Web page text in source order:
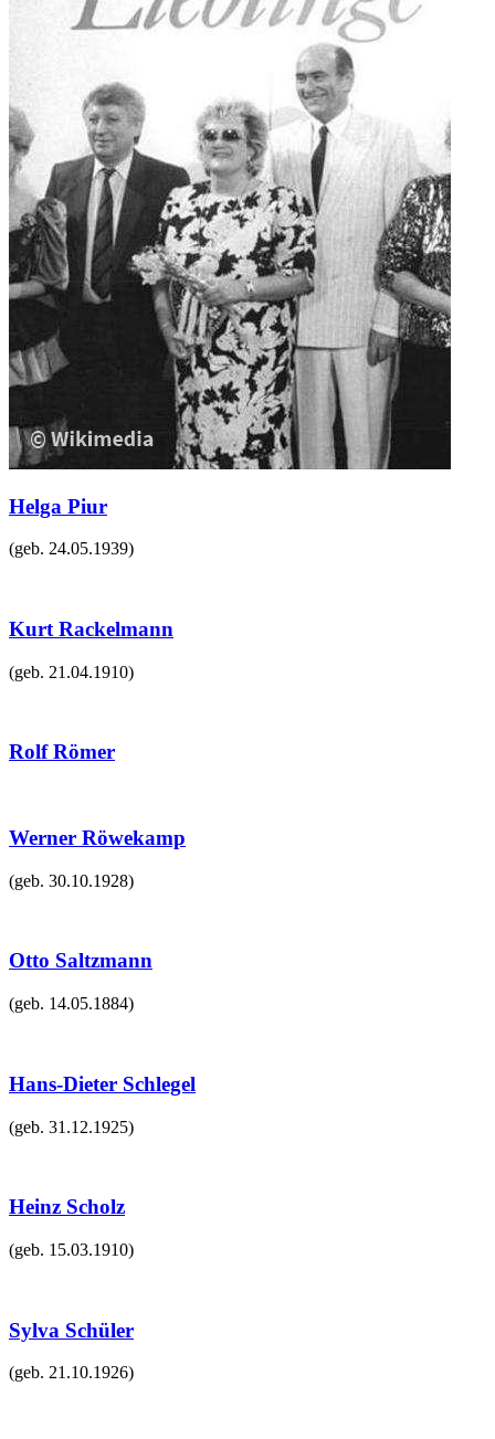
Helga Piur
(geb. 24.05.1939)
Kurt Rackelmann
(geb. 21.04.1910)
Rolf Römer
Werner Röwekamp
(geb. 30.10.1928)
Otto Saltzmann
(geb. 14.05.1884)
Hans-Dieter Schlegel
(geb. 31.12.1925)
Heinz Scholz
(geb. 15.03.1910)
Sylva Schüler
(geb. 21.10.1926)